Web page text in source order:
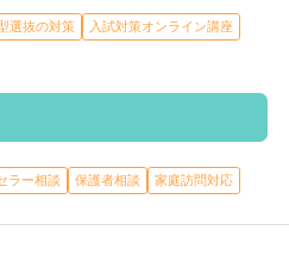
選抜の対策
入試対策オンライン講座
ラー相談 保護者相談 家庭訪問対応